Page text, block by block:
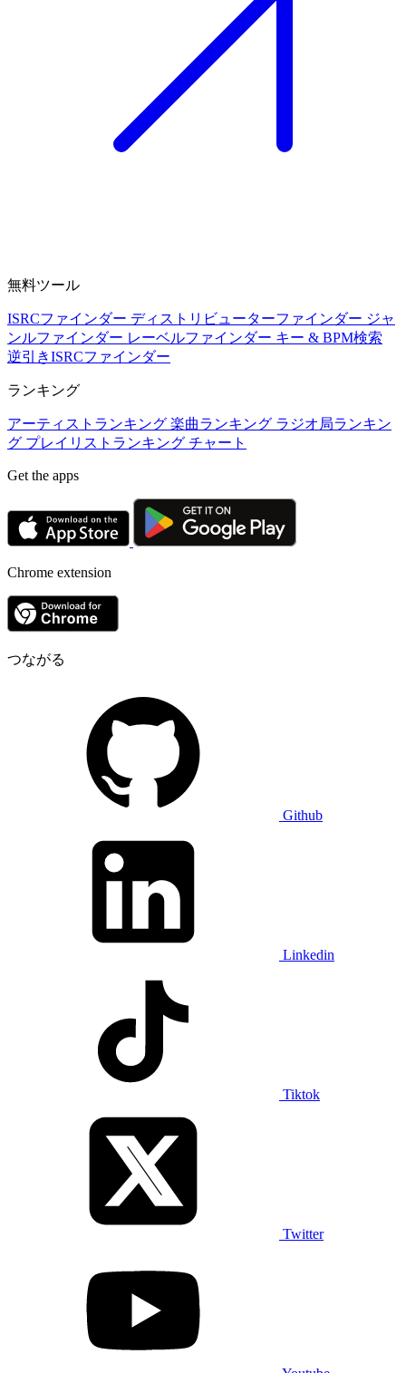
無料ツール
ISRCファインダー ディストリビューターファインダー ジャ
ンルファインダー レーベルファインダー キー & BPM検索
逆引きISRCファインダー
ランキング
アーティストランキング 楽曲ランキング ラジオ局ランキン
グ プレイリストランキング チャート
Get the apps
Chrome extension
つながる
Github
Linkedin
Tiktok
Twitter